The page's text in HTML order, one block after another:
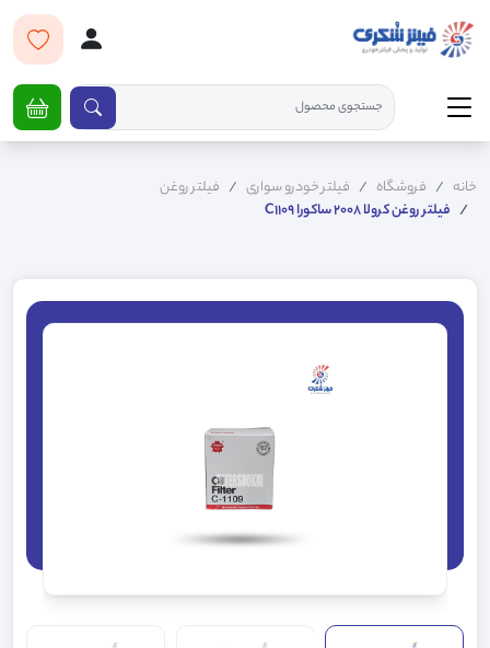
خانه فروشگاه فیلتر خودرو سواری
فیلتر روغن
فیلتر روغن کرولا 2008 ساکورا C1109